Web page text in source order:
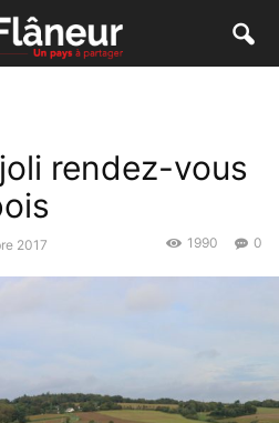
rendez-vous
2017 0
1990